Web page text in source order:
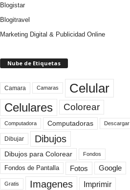
Blogistar
Blogitravel
Marketing Digital & Publicidad Online
Nube de Etiquetas
Camara Camaras Celular
Celulares Colorear
Computadora Computadoras Descargar
Dibujar Dibujos
Dibujos para Colorear Fondos
Fondos de Pantalla Fotos Google
Gratis Imagenes Imprimir